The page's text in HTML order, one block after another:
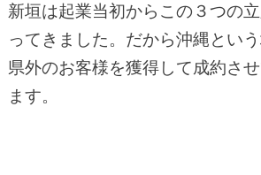
新垣は起業当初からこの３つの
ってきました。だから沖縄とい
県外のお客様を獲得して成約さ
ます。